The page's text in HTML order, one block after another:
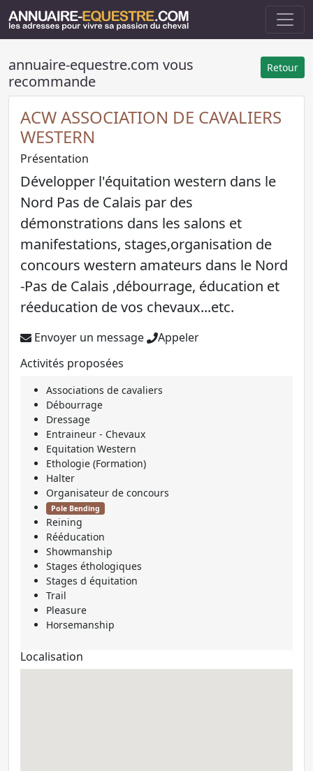
Retour
annuaire-equestre.com vous
recommande
ACW ASSOCIATION DE CAVALIERS
WESTERN
Présentation
Développer l'équitation western dans le
Nord Pas de Calais par des
démonstrations dans les salons et
manifestations, stages,organisation de
concours western amateurs dans le Nord
-Pas de Calais ,débourrage, éducation et
réeducation de vos chevaux...etc.
Envoyer un message
Appeler
Activités proposées
Associations de cavaliers
Débourrage
Dressage
Entraineur - Chevaux
Equitation Western
Ethologie (Formation)
Halter
Organisateur de concours
Pole Bending
Reining
Rééducation
Showmanship
Stages éthologiques
Stages d équitation
Trail
Pleasure
Horsemanship
Localisation